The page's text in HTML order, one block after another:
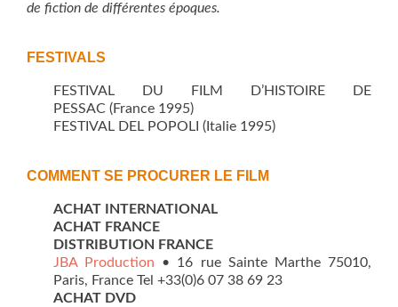
de fiction de différentes époques.
FESTIVALS
FESTIVAL DU FILM D’HISTOIRE DE
PESSAC (France 1995)
FESTIVAL DEL POPOLI (Italie 1995)
COMMENT SE PROCURER LE FILM
ACHAT INTERNATIONAL
ACHAT FRANCE
DISTRIBUTION FRANCE
JBA Production • 16 rue Sainte Marthe 75010,
Paris, France Tel +33(0)6 07 38 69 23
ACHAT DVD